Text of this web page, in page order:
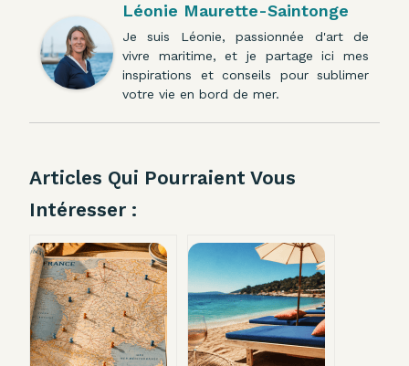
Léonie Maurette-Saintonge
Je suis Léonie, passionnée d'art de
vivre maritime, et je partage ici mes
inspirations et conseils pour sublimer
votre vie en bord de mer.
Articles Qui Pourraient Vous
Intéresser :